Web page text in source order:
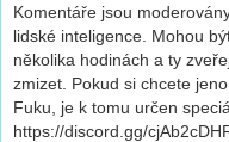
Komentáře jsou
lidské inteligence. Mohou
několika hodinách a ty
zmizet. Pokud si chcete
Fuku, je k tomu určen
https://discord.gg/